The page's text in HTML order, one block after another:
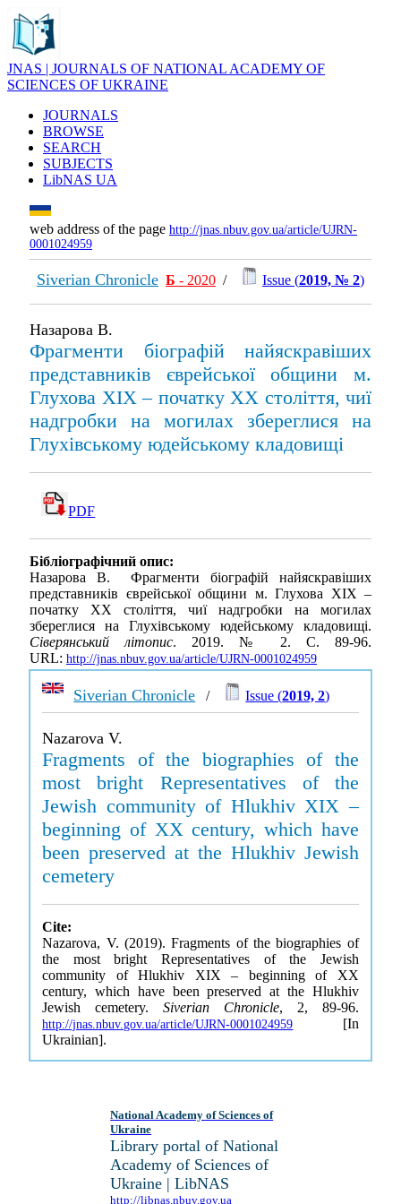
JNAS | JOURNALS OF NATIONAL ACADEMY OF
SCIENCES OF UKRAINE
JOURNALS
BROWSE
SEARCH
SUBJECTS
LibNAS UA
web address of the page http://jnas.nbuv.gov.ua/article/UJRN-
0001024959
Siverian Chronicle Б - 2020 / Issue (2019, № 2)
Назарова В.
Фрагменти біографій найяскравіших
представників єврейської общини м.
Глухова XIX – початку XX століття, чиї
надгробки на могилах збереглися на
Глухівському юдейському кладовищі
PDF
Бібліографічний опис:
Назарова В. Фрагменти біографій найяскравіших
представників єврейської общини м. Глухова XIX –
початку XX століття, чиї надгробки на могилах
збереглися на Глухівському юдейському кладовищі.
Сіверянський літопис. 2019. № 2. С. 89-96.
URL: http://jnas.nbuv.gov.ua/article/UJRN-0001024959
Siverian Chronicle / Issue (2019, 2)
Nazarova V.
Fragments of the biographies of the
most bright Representatives of the
Jewish community of Hlukhiv XIX –
beginning of XX century, which have
been preserved at the Hlukhiv Jewish
cemetery
Cite:
Nazarova, V. (2019). Fragments of the biographies of
the most bright Representatives of the Jewish
community of Hlukhiv XIX – beginning of XX
century, which have been preserved at the Hlukhiv
Jewish cemetery.Siverian Chronicle, 2, 89-96.
http://jnas.nbuv.gov.ua/article/UJRN-0001024959 [In
Ukrainian].
National Academy of Sciences of
Ukraine
Library portal of National
Academy of Sciences of
Ukraine | LibNAS
http://libnas.nbuv.gov.ua